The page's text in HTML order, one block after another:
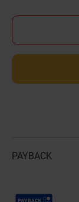
PAYBACK
Payback Punkte